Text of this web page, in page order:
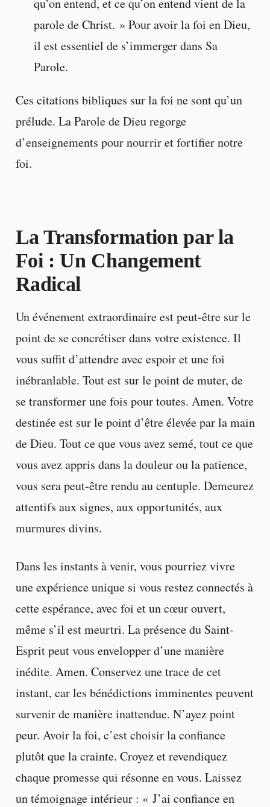
parole de Christ. » Pour avoir la foi en Dieu,
il est essentiel de s’immerger dans Sa
Parole.
Ces citations bibliques sur la foi ne sont qu’un
prélude. La Parole de Dieu regorge
d’enseignements pour nourrir et fortifier notre
foi.
La Transformation par la
Foi : Un Changement
Radical
Un événement extraordinaire est peut-être sur le
point de se concrétiser dans votre existence. Il
vous suffit d’attendre avec espoir et une foi
inébranlable. Tout est sur le point de muter, de
se transformer une fois pour toutes. Amen. Votre
destinée est sur le point d’être élevée par la main
de Dieu. Tout ce que vous avez semé, tout ce que
vous avez appris dans la douleur ou la patience,
vous sera peut-être rendu au centuple. Demeurez
attentifs aux signes, aux opportunités, aux
murmures divins.
Dans les instants à venir, vous pourriez vivre
une expérience unique si vous restez connectés à
cette espérance, avec foi et un cœur ouvert,
même s’il est meurtri. La présence du Saint-
Esprit peut vous envelopper d’une manière
inédite. Amen. Conservez une trace de cet
instant, car les bénédictions imminentes peuvent
survenir de manière inattendue. N’ayez point
peur. Avoir la foi, c’est choisir la confiance
plutôt que la crainte. Croyez et revendiquez
chaque promesse qui résonne en vous. Laissez
un témoignage intérieur : « J’ai confiance en